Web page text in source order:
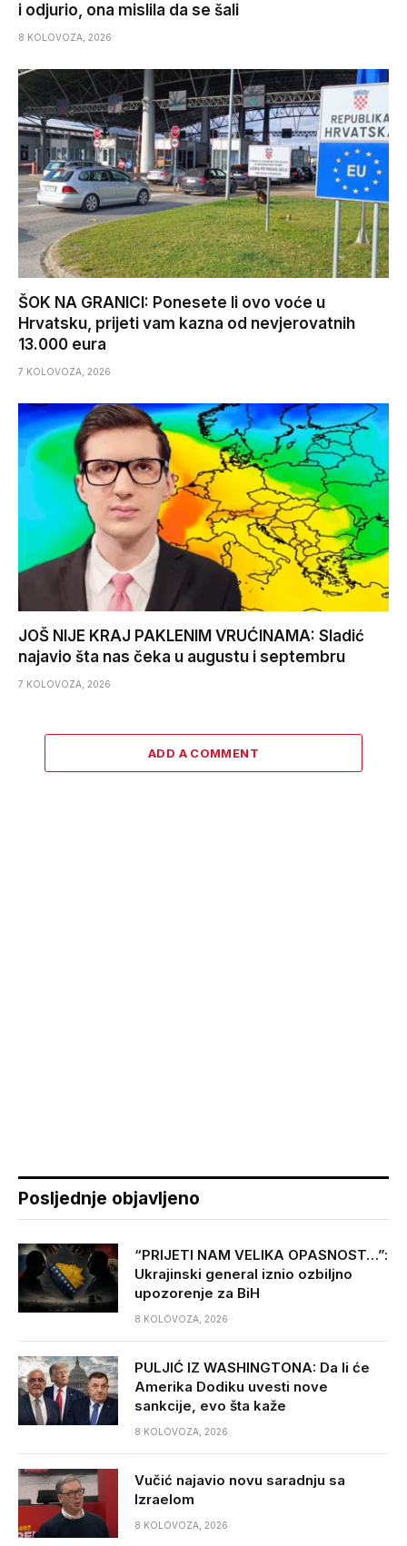
i odjurio, ona mislila da se šali
8 KOLOVOZA, 2026
ŠOK NA GRANICI: Ponesete li ovo voće u
Hrvatsku, prijeti vam kazna od nevjerovatnih
13.000 eura
7 KOLOVOZA, 2026
JOŠ NIJE KRAJ PAKLENIM VRUĆINAMA: Sladić
najavio šta nas čeka u augustu i septembru
7 KOLOVOZA, 2026
ADD A COMMENT
Posljednje objavljeno
“PRIJETI NAM VELIKA OPASNOST…”:
Ukrajinski general iznio ozbiljno
upozorenje za BiH
8 KOLOVOZA, 2026
PULJIĆ IZ WASHINGTONA: Da li će
Amerika Dodiku uvesti nove
sankcije, evo šta kaže
8 KOLOVOZA, 2026
Vučić najavio novu saradnju sa
Izraelom
8 KOLOVOZA, 2026